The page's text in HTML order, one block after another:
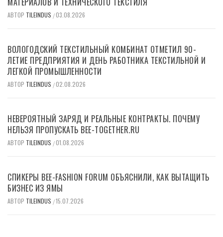
АВТОР TILEINDUS /03.08.2026
ВОЛОГОДСКИЙ ТЕКСТИЛЬНЫЙ КОМБИНАТ ОТМЕТИЛ 90-
ЛЕТИЕ ПРЕДПРИЯТИЯ И ДЕНЬ РАБОТНИКА ТЕКСТИЛЬНОЙ И
ЛЕГКОЙ ПРОМЫШЛЕННОСТИ
АВТОР TILEINDUS /02.08.2026
НЕВЕРОЯТНЫЙ ЗАРЯД И РЕАЛЬНЫЕ КОНТРАКТЫ. ПОЧЕМУ
НЕЛЬЗЯ ПРОПУСКАТЬ BEE-TOGETHER.RU
АВТОР TILEINDUS /01.08.2026
СПИКЕРЫ BEE-FASHION FORUM ОБЪЯСНИЛИ, КАК ВЫТАЩИТЬ
БИЗНЕС ИЗ ЯМЫ
АВТОР TILEINDUS /15.07.2026